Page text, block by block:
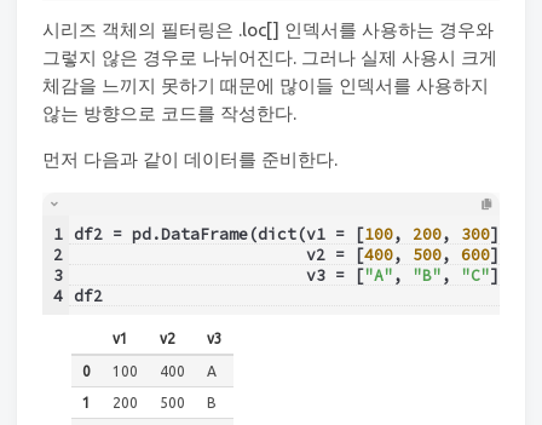
시리즈 객체의 필터링은 .loc[] 인덱서를 사용하는 경우와
그렇지 않은 경우로 나뉘어진다. 그러나 실제 사용시 크게
체감을 느끼지 못하기 때문에 많이들 인덱서를 사용하지
않는 방향으로 코드를 작성한다.
먼저 다음과 같이 데이터를 준비한다.
1
2
3
4
df2 = pd.DataFrame(dict(v1 = [100, 200, 300],
                        v2 = [
400, 500, 600],
                        v3 = [
"A", "B", "C"]))
df2
v1 v2 v3
0 100 400
A
1
200 500
B